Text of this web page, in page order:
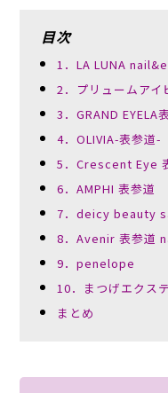
目次
1．LA LUNA
2．プリュームアイ
3．GRAND EYELA
4．OLIVIA-表参道-
5．Crescent Eye
6．AMPHI 表参道
7．deicy beauty
8．Avenir 表参道
9．penelope
10．まつげエクス
まとめ